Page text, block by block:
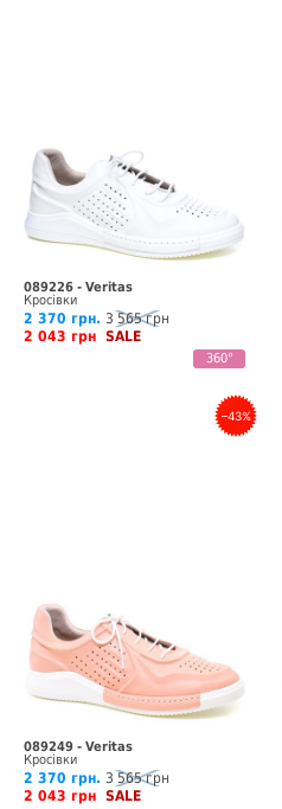
089226 - Veritas
Кросівки
2 370 грн. 3 565 грн
2 043 грн SALE
360°
–43%
089249 - Veritas
Кросівки
2 370 грн. 3 565 грн
2 043 грн SALE